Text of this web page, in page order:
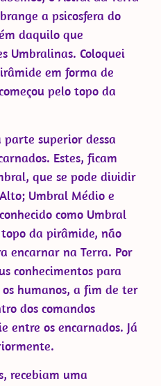
a psicosfera do
daquilo que
Umbralinas. Coloquei
em forma de
pelo topo da
superior dessa
Estes, ficam
que se pode dividir
Umbral Médio e
como Umbral
topo da pirâmide, não
encarnar na Terra. Por
conhecimentos para
humanos, a fim de ter
dos comandos
entre os encarnados. Já
recebiam uma